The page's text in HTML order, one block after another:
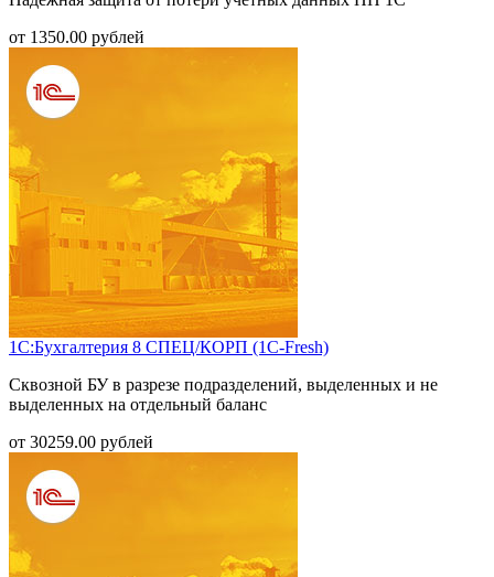
от 1350.00 рублей
1С:Бухгалтерия 8 СПЕЦ/КОРП (1С-Fresh)
Сквозной БУ в разрезе подразделений, выделенных и не
выделенных на отдельный баланс
от 30259.00 рублей